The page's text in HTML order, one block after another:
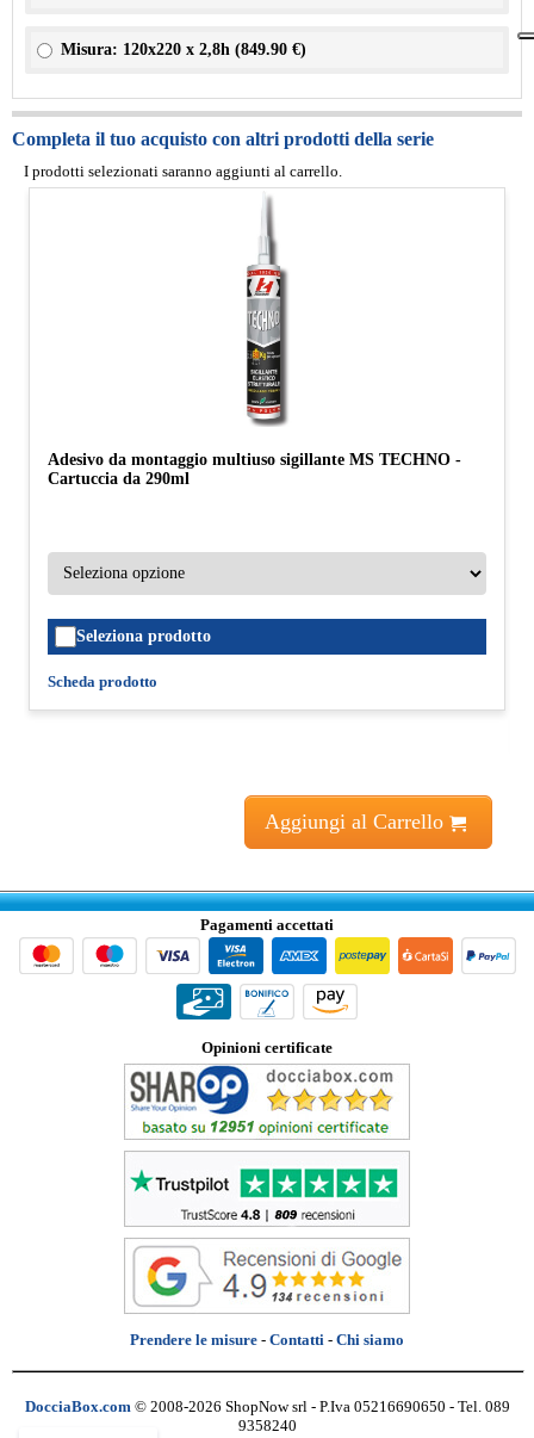
Misura: 120x220 x 2,8h (849.90 €)
Completa il tuo acquisto con altri prodotti della serie
I prodotti selezionati saranno aggiunti al carrello.
Adesivo da montaggio multiuso sigillante MS TECHNO -
Cartuccia da 290ml
Seleziona prodotto
Scheda prodotto
Aggiungi al Carrello
Pagamenti accettati
Opinioni certificate
Prendere le misure - Contatti - Chi siamo
DocciaBox.com © 2008-2026 ShopNow srl - P.Iva 05216690650 - Tel. 089
9358240